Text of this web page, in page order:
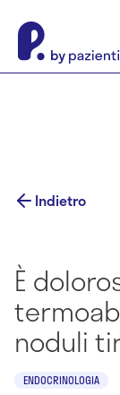
Indietro
È
noduli
ENDOCRINOLOGIA